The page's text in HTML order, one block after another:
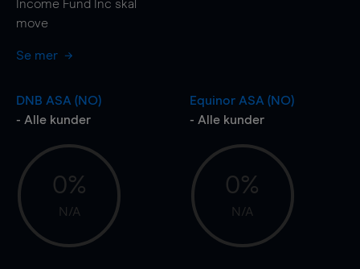
Income Fund Inc skal
move
Se mer
DNB ASA (NO)
- Alle kunder
0%
N/A
Equinor ASA (NO)
- Alle kunder
0%
N/A